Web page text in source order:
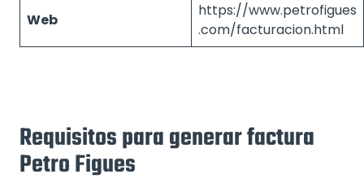
Web
https://www.petrofigues
.com/facturacion.html
Requisitos para generar factura
Petro Figues